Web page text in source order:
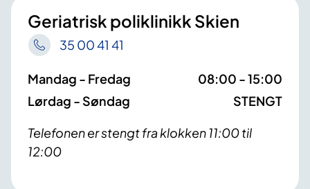
Geriatrisk poliklinikk Skien
35 00 41 41
Mandag - Fredag
08:00 - 15:00
Lørdag - Søndag
STENGT
Telefonen er stengt fra klokken 11:00 til
12:00